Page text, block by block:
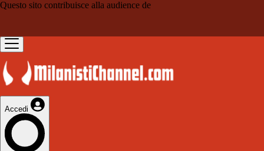
Questo sito contribuisce alla audience de
Accedi